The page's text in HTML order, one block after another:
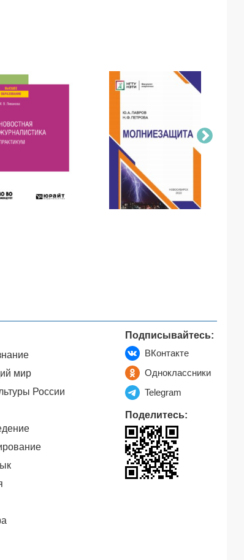
мир
России
Подписывайтесь:
ВКонтакте
Одноклассники
Telegram
Поделитесь: